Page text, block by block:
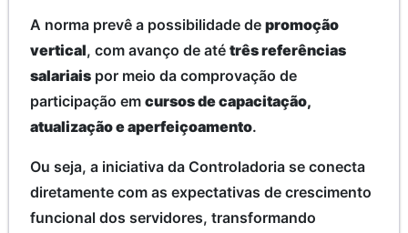
A norma prevê a possibilidade de promoção
vertical, com avanço de até três referências
salariais por meio da comprovação de
participação em cursos de capacitação,
atualização e aperfeiçoamento.
Ou seja, a iniciativa da Controladoria se conecta
diretamente com as expectativas de crescimento
funcional dos servidores, transformando